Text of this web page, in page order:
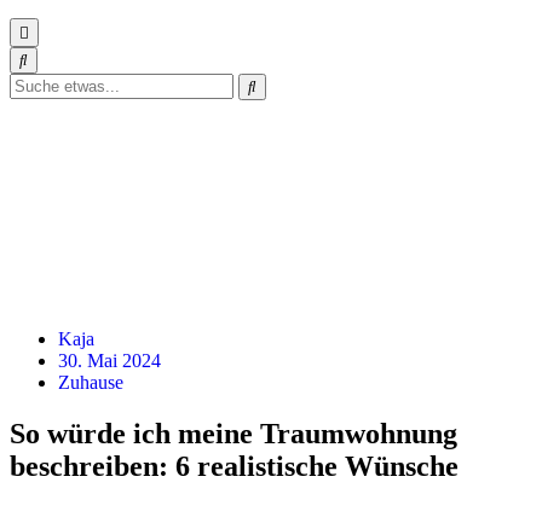
Kaja
30. Mai 2024
Zuhause
So würde ich meine Traumwohnung
beschreiben: 6 realistische Wünsche